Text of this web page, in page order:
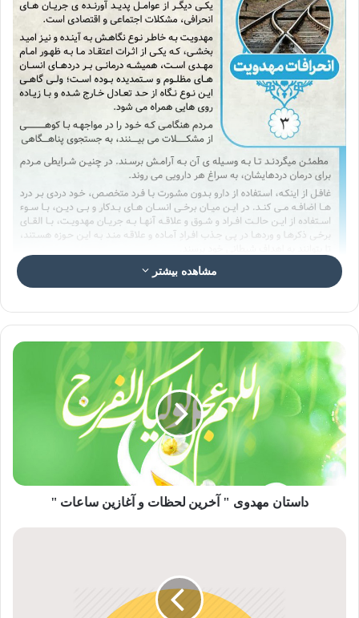
عکس نوشته انحرافات مهدویت ۳
مشکلات اجتماعی و اقتصادی
یکی دیگر از عوامل پدید آورنده ی جریان های انحرافی، مشکلات
اجتماعی و اقتصادی است.
مهدویت به خاطر نوع نگاهش به آینده و نیز امید بخشی، که یکی از
اثرات اعتقاد ما به ظهور امام مهدی است، همیشه درمانی بر
نوع نگاه از حد تعادل خارج شده و با زیاده روی هایی همراه می
مشاهده بیشتر
داستان مهدوی " آخرين لحظات و آغازين ساعات "